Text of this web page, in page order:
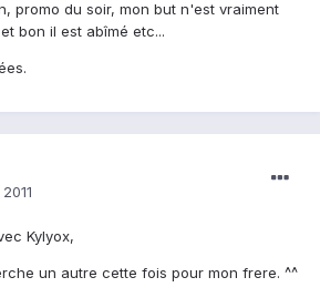
promo du soir, mon but n'est vraiment
bon il est abîmé etc...
Kylyox,
un autre cette fois pour mon frere. ^^